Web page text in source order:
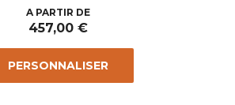
Prix
A PARTIR DE
457,00 €
PERSONNALISER